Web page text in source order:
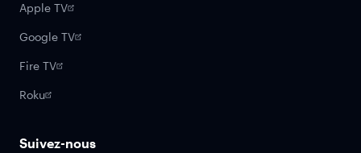
Apple TV
Google TV
Fire TV
Roku
Suivez-nous